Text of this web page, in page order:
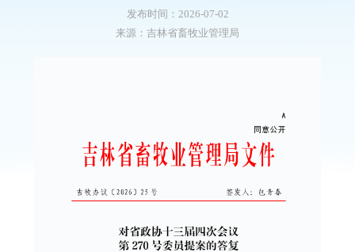
发布时间：2026-07-02
来源： 吉林省畜牧业管理局